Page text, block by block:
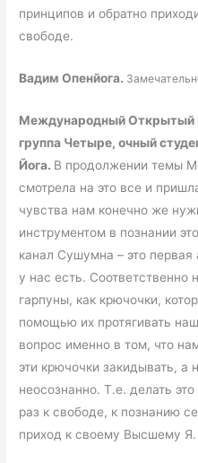
принципов и обратно
свободе.
Вадим Опенйога.
Международный Открытый
группа Четыре, очный
Йога. В продолжении темы
смотрела на это все и
чувства нам конечно же
инструментом в познании
канал Сушумна – это первая
у нас есть. Соответственно
гарпуны, как крючочки,
помощью их протягивать
вопрос именно в том, что
эти крючочки закидывать, а
неосознанно. Т.е. делать
раз к свободе, к познанию
приход к своему Высшему Я.